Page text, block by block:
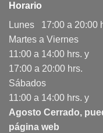
Horario
Lunes 17:00 a 20:00
Martes a Viernes
11:00 a 14:00 hrs. y
17:00 a 20:00 hrs.
Sábados
11:00 a 14:00 hrs. y
Agosto Cerrado,
página web